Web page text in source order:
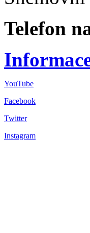
Telefon
YouTube
Facebook
Twitter
Instagram